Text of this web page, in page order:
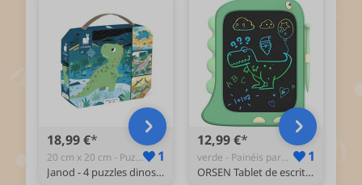
18,99 €
20 cm x 20 cm - Puzzles Quebra-Cabeças 1
Janod - 4 puzzles dinossauros, puzzle infantil evolutivo, de 6 a 16 peças, exercita paciência e destreza, fabricado em França, jogo educativo a partir de 24 meses, J02541
12,99 €
verde - Painéis para Gatafunhar e Rabiscar 1
ORSEN Tablet de escrita LCD de 8,5 polegadas, placa de desenho eletrónico, quadro infantil brinquedos de dinossauro presente de aniversário para meninas e meninos de 3 4 5 6 7 8 anos presentes para